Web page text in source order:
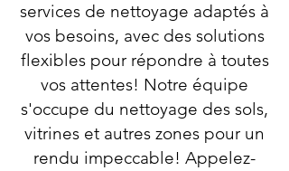
services de nettoyage adaptés à
vos besoins, avec des solutions
flexibles pour répondre à toutes
vos attentes! Notre équipe
s'occupe du nettoyage des sols,
vitrines et autres zones pour un
rendu impeccable! Appelez-